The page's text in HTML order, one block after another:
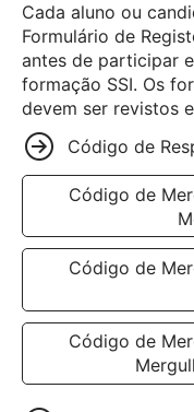
Cada aluno ou
Formulário de
antes de participar
formação SSI. Os
devem ser revistos
Código de
Código de
Código de
Código de